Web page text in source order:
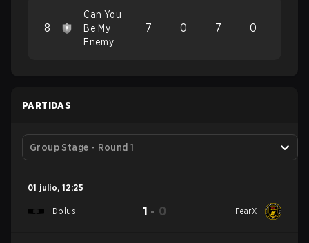
8
Can You
Be My
Enemy
7 0 7 0
PARTIDAS
Group Stage - Round 1
01 julio, 12:25
Dplus 1 - 0 FearX